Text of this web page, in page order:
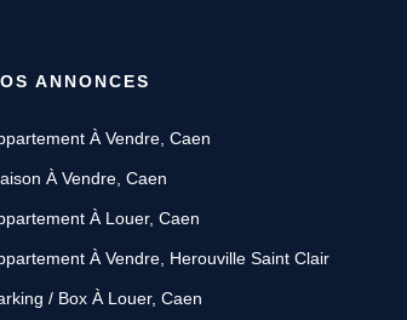
ANNONCES
À Vendre, Caen
À Vendre, Caen
À Louer, Caen
À Vendre, Herouville Saint Clair
/ Box À Louer, Caen